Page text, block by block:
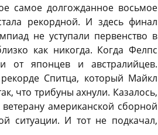
самое долгожданное восьмое
рекордной. И здесь финал
не уступали первенство в
как никогда. Когда Фелпс
от японцев и австралийцев.
Спитца, который Майкл
что трибуны ахнули. Казалось,
американской сборной
ситуации. И тот не подкачал,